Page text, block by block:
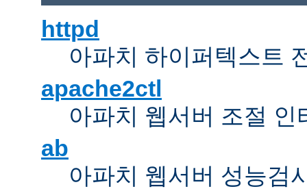
httpd
아파치 하이퍼텍스트
apache2ctl
아파치 웹서버 조절 인
ab
아파치 웹서버 성능검